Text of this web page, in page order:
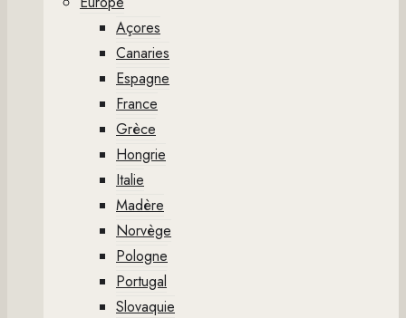
Açores
Canaries
Espagne
France
Grèce
Hongrie
Italie
Madère
Norvège
Pologne
Portugal
Slovaquie